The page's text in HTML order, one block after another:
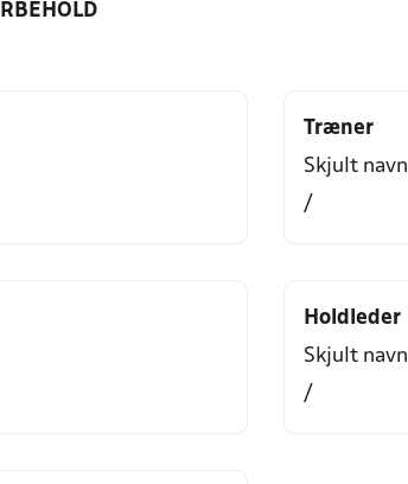
Træner
Skjult navn
/
Holdleder
Skjult navn
/